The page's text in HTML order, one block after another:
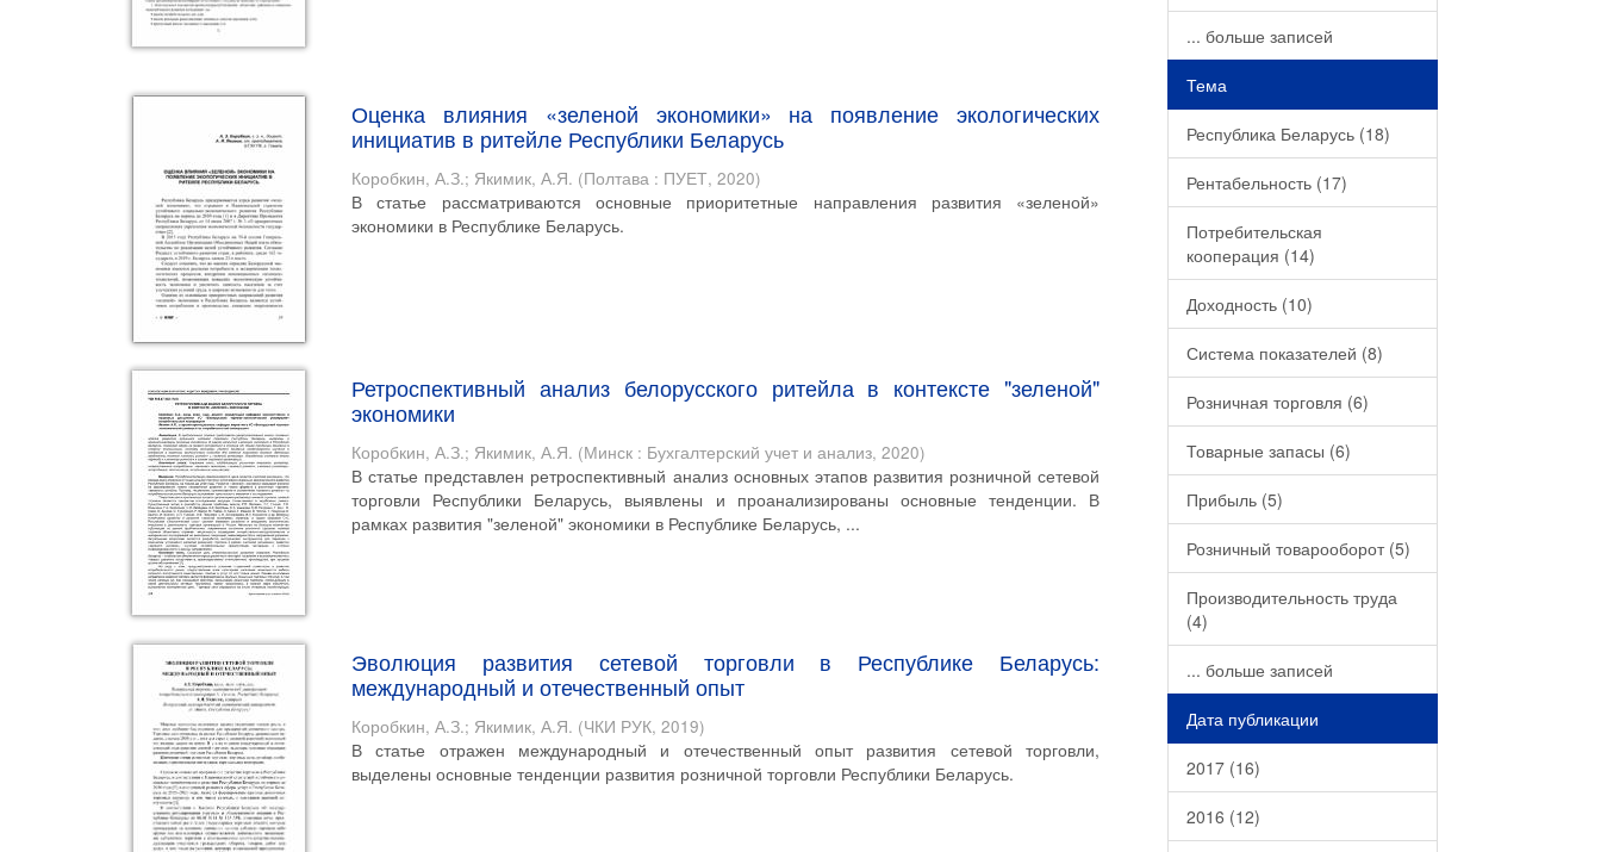
Оценка влияния «зеленой экономики» на появление экологических
инициатив в ритейле Республики Беларусь
Коробкин, А.З.; Якимик, А.Я. (Полтава : ПУЕТ,2020)
В статье рассматриваются основные приоритетные направления развития «зеленой»
экономики в Республике Беларусь.
Ретроспективный анализ белорусского ритейла в контексте "зеленой"
экономики
Коробкин, А.З.; Якимик, А.Я. (Минск : Бухгалтерский учет и анализ,2020)
В статье представлен ретроспективный анализ основных этапов развития розничной сетевой
торговли Республики Беларусь, выявлены и проанализированы основные тенденции. В
рамках развития "зеленой" экономики в Республике Беларусь, ...
Эволюция развития сетевой торговли в Республике Беларусь:
международный и отечественный опыт
Коробкин, А.З.; Якимик, А.Я. (ЧКИ РУК,2019)
В статье отражен международный и отечественный опыт развития сетевой торговли,
выделены основные тенденции развития розничной торговли Республики Беларусь.
... больше записей
Тема
Республика Беларусь (18)
Рентабельность (17)
Потребительская
кооперация (14)
Доходность (10)
Система показателей (8)
Розничная торговля (6)
Товарные запасы (6)
Прибыль (5)
Розничный товарооборот (5)
Производительность труда
(4)
... больше записей
Дата публикации
2017 (16)
2016 (12)